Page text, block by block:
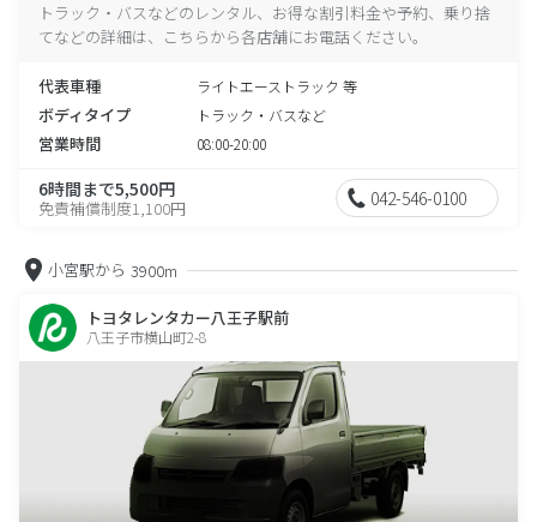
トラック・バスなどのレンタル、お得な割引料金や予約、乗り捨
てなどの詳細は、こちらから各店舗にお電話ください。
代表車種 ライトエーストラック 等
ボディタイプ トラック・バスなど
営業時間 08:00-20:00
6時間まで5,500円
免責補償制度1,100円 042-546-0100
小宮駅から 3900m
トヨタレンタカー八王子駅前
八王子市横山町2-8